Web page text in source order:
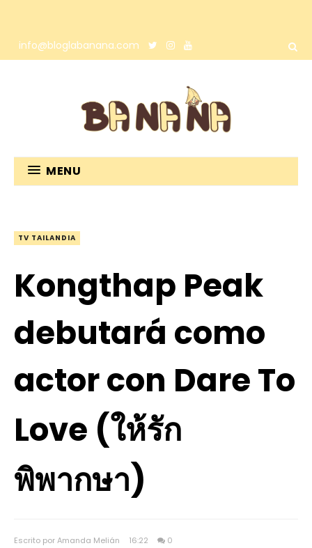
info@bloglabanana.com
MENU
TV TAILANDIA
Kongthap Peak
debutará como
actor con Dare To
Love (ให้รัก
พิพากษา)
Escrito por Amanda Melián 16:22 0